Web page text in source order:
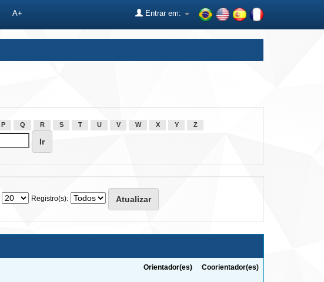
A+ Entrar em:
P Q R S T U V W X Y Z
Registro(s):
Orientador(es) Coorientador(es)